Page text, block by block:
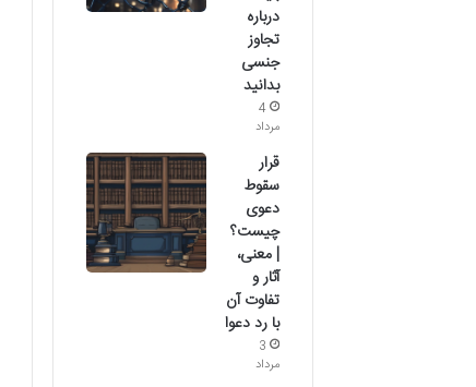
درباره
تجاوز
جنسی
بدانید
4
مرداد
قرار
سقوط
دعوی
چیست؟
| معنی،
آثار و
تفاوت آن
با رد دعوا
3
مرداد